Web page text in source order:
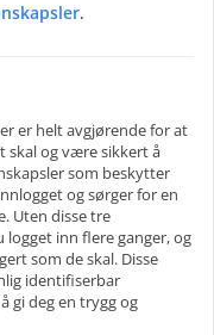
.
er helt avgjørende for at
skal og være sikkert å
som beskytter
og sørger for en
Uten disse tre
inn flere ganger, og
som de skal. Disse
identifiserbar
gi deg en trygg og